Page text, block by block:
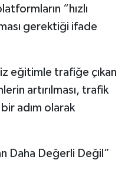
“hızlı
gerektiği ifade
eğitimle trafiğe çıkan
artırılması, trafik
adım olarak
Daha Değerli Değil”